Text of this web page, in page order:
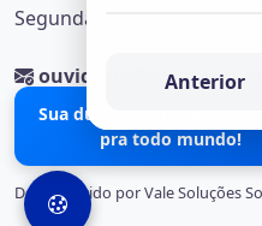
© 2026 .
Desenvolvido por Vale Soluções
Sua dúvida pode virar
pra todo mundo!
Anterior